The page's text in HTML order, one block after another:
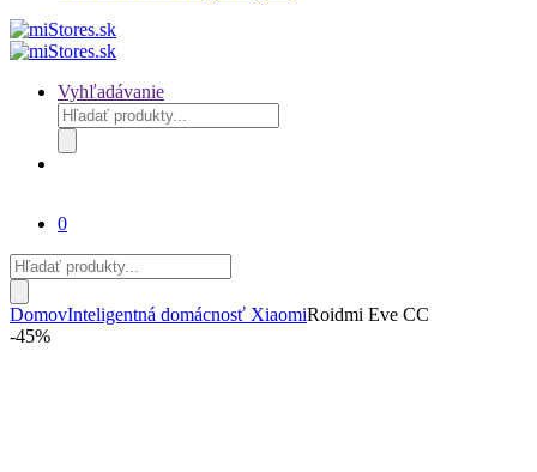
Vyhľadávanie
Products
search
0
Products
search
DomovInteligentná domácnosť XiaomiRoidmi Eve CC
-45%